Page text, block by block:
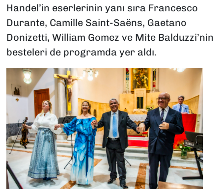
Handel’in eserlerinin yanı sıra Francesco
Durante, Camille Saint-Saëns, Gaetano
Donizetti, William Gomez ve Mite Balduzzi’nin
besteleri de programda yer aldı.